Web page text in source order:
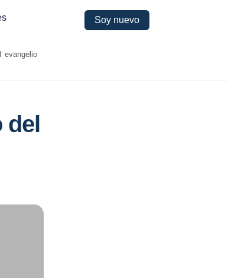
Soy nuevo
evangelio